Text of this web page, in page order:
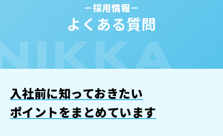
採用情報
よくある質問
入社前に知っておきたい
ポイントをまとめています